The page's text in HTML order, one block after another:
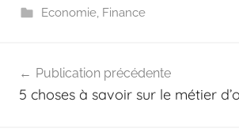
Economie, Finance
de
Publication précédente
5 choses à savoir sur le métier